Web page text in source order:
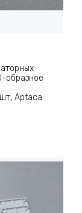
образное
Aptaca